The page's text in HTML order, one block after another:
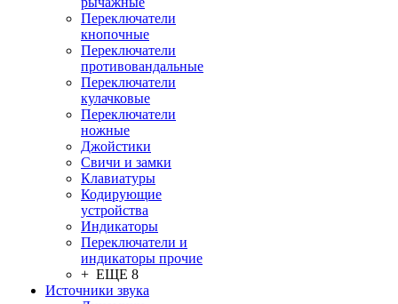
Переключатели
кнопочные
Переключатели
противовандальные
Переключатели
кулачковые
Переключатели
ножные
Джойстики
Свичи и замки
Клавиатуры
Кодирующие
устройства
Индикаторы
Переключатели и
индикаторы прочие
+ ЕЩЕ 8
Источники звука